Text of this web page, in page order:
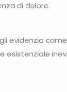
di dolore.
evidenzia
esistenziale